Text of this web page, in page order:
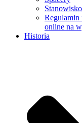
Regulamin
online na
Historia